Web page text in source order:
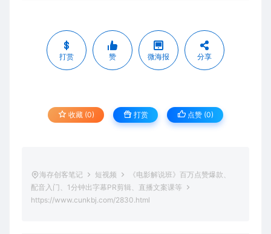
打赏 赞 微海报 分享
收藏 (0) 打赏 点赞 (0)
海存创客笔记 短视频
《电影解说班》百万点赞爆款、
配音入门、1分钟出字幕PR剪辑、直播文案课等
https://www.cunkbj.com/2830.html